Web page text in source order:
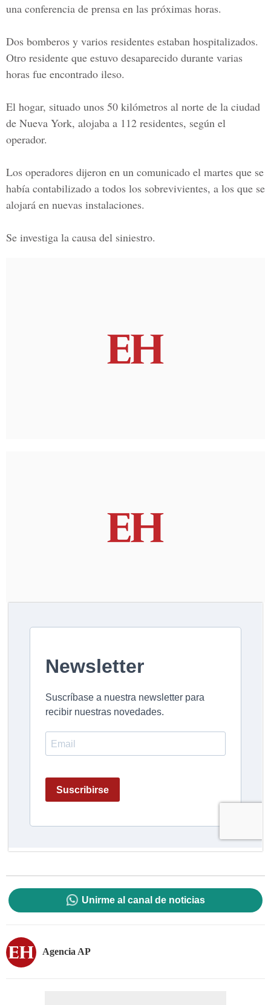
una conferencia de prensa en las próximas horas.
Dos bomberos y varios residentes estaban hospitalizados.
Otro residente que estuvo desaparecido durante varias
horas fue encontrado ileso.
El hogar, situado unos 50 kilómetros al norte de la ciudad
de Nueva York, alojaba a 112 residentes, según el
operador.
Los operadores dijeron en un comunicado el martes que se
había contabilizado a todos los sobrevivientes, a los que se
alojará en nuevas instalaciones.
Se investiga la causa del siniestro.
Unirme al canal de noticias
Agencia AP